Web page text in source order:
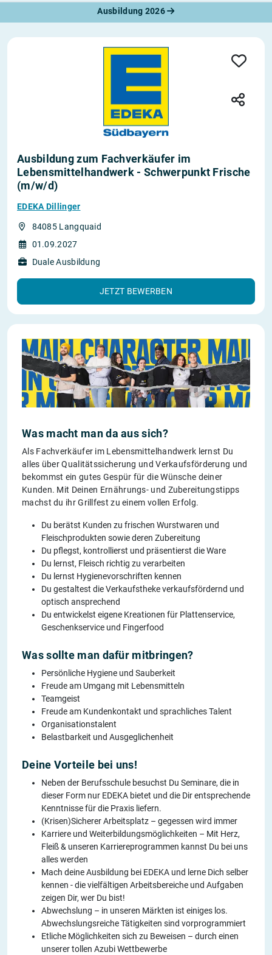
Ausbildung 2026
Ausbildung zum Fachverkäufer im
Lebensmittelhandwerk - Schwerpunkt Frische
(m/w/d)
EDEKA Dillinger
84085 Langquaid
01.09.2027
Duale Ausbildung
JETZT BEWERBEN
Was macht man da aus sich?
Als Fachverkäufer im Lebensmittelhandwerk lernst Du
alles über Qualitätssicherung und Verkaufsförderung und
bekommst ein gutes Gespür für die Wünsche deiner
Kunden. Mit Deinen Ernährungs- und Zubereitungstipps
machst du ihr Grillfest zu einem vollen Erfolg.
Du berätst Kunden zu frischen Wurstwaren und
Fleischprodukten sowie deren Zubereitung
Du pflegst, kontrollierst und präsentierst die Ware
Du lernst, Fleisch richtig zu verarbeiten
Du lernst Hygienevorschriften kennen
Du gestaltest die Verkaufstheke verkaufsfördernd und
optisch ansprechend
Du entwickelst eigene Kreationen für Plattenservice,
Geschenkservice und Fingerfood
Was sollte man dafür mitbringen?
Persönliche Hygiene und Sauberkeit
Freude am Umgang mit Lebensmitteln
Teamgeist
Freude am Kundenkontakt und sprachliches Talent
Organisationstalent
Belastbarkeit und Ausgeglichenheit
Deine Vorteile bei uns!
Neben der Berufsschule besuchst Du Seminare, die in
dieser Form nur EDEKA bietet und die Dir entsprechende
Kenntnisse für die Praxis liefern.
(Krisen)Sicherer Arbeitsplatz – gegessen wird immer
Karriere und Weiterbildungsmöglichkeiten – Mit Herz,
Fleiß & unseren Karriereprogrammen kannst Du bei uns
alles werden
Mach deine Ausbildung bei EDEKA und lerne Dich selber
kennen - die vielfältigen Arbeitsbereiche und Aufgaben
zeigen Dir, wer Du bist!
Abwechslung – in unseren Märkten ist einiges los.
Abwechslungsreiche Tätigkeiten sind vorprogrammiert
Etliche Möglichkeiten sich zu Beweisen – durch einen
unserer tollen Azubi Wettbewerbe